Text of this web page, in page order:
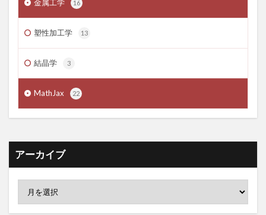
金属工学 16
塑性加工学 13
結晶学 3
MathJax 22
アーカイブ